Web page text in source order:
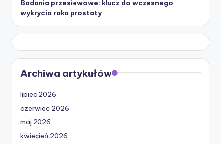
Badania przesiewowe: klucz do wczesnego
wykrycia raka prostaty
Archiwa artykułów
lipiec 2026
czerwiec 2026
maj 2026
kwiecień 2026